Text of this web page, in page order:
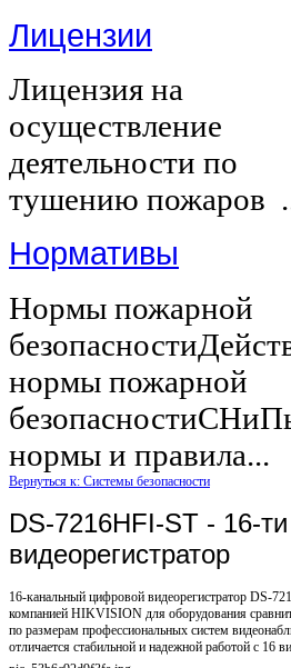
Лицензии
Лицензия на
осуществление
деятельности по
тушению пожаров
Нормативы
Нормы пожарной
нормы пожарной
нормы и правила...
Вернуться к: Системы безопасности
DS-7216HFI-ST - 16-
видеорегистратор
16-канальный цифровой видеорегистратор DS-
компанией HIKVISION для оборудования
по размерам профессиональных систем
отличается стабильной и надежной работой с 16